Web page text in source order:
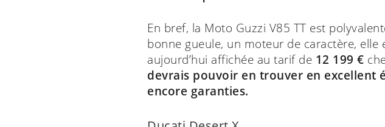
En bref, la Moto Guzzi V85 TT est
bonne gueule, un moteur de caractère,
aujourd’hui affichée au tarif de 12 199 €
devrais pouvoir en trouver en excellent
encore garanties.